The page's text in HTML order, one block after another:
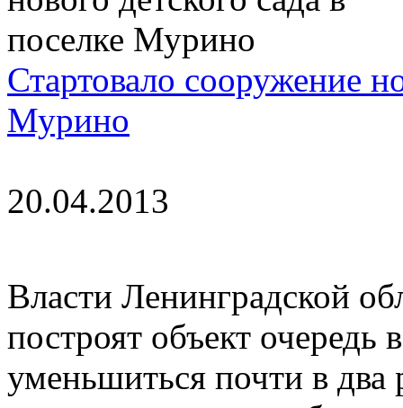
Стартовало сооружение
Мурино
20.04.2013
Власти Ленинградской
построят объект
уменьшиться почти в два